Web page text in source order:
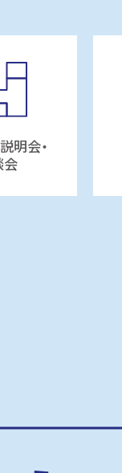
明会・
会